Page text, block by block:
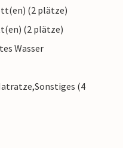
(2 plätze)
(2 plätze)
Wasser
(4